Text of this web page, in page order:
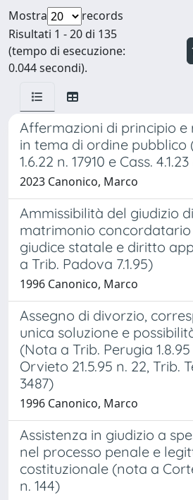
Mostra
records
Risultati 1 - 20 di 135
(tempo di esecuzione:
0.044 secondi).
Affermazioni di principio e
in tema di ordine pubblico
1.6.22 n. 17910 e Cass.
2023 Canonico, Marco
Ammissibilità del giudizio
matrimonio concordatario
giudice statale e diritto
a Trib. Padova 7.1.95)
1996 Canonico, Marco
Assegno di divorzio,
unica soluzione e
(Nota a Trib. Perugia 1.8.95
Orvieto 21.5.95 n. 22, Trib.
3487)
1996 Canonico, Marco
Assistenza in giudizio a
nel processo penale e
costituzionale (nota a
n. 144)